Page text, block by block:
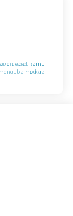
yang kamu
impikan
dapat kamu
dunia